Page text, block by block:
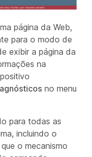
página da Web,
para o modo de
exibir a página da
na
no menu
para todas as
incluindo o
o mecanismo